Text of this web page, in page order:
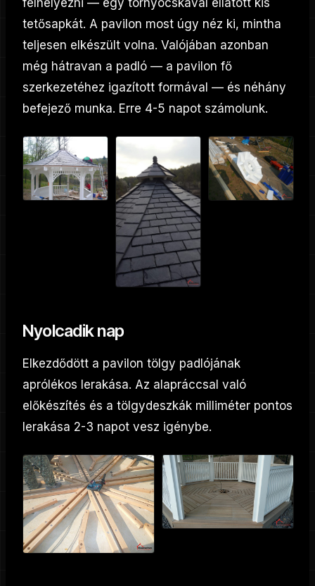
tetősapkát. A pavilon most úgy néz ki, mintha
teljesen elkészült volna. Valójában azonban
még hátravan a padló — a pavilon fő
szerkezetéhez igazított formával — és néhány
befejező munka. Erre 4-5 napot számolunk.
Nyolcadik nap
Elkezdődött a pavilon tölgy padlójának
aprólékos lerakása. Az alapráccsal való
előkészítés és a tölgydeszkák milliméter pontos
lerakása 2-3 napot vesz igénybe.